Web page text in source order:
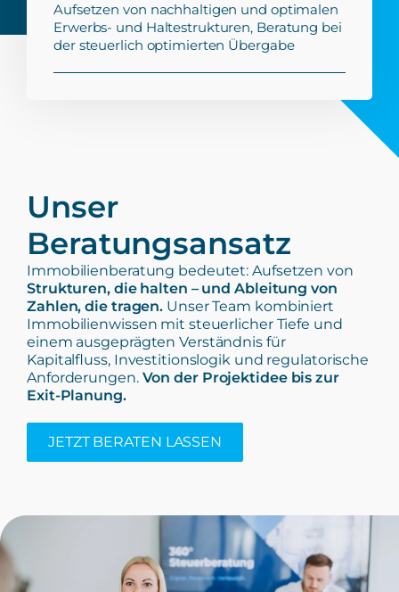
Aufsetzen von nachhaltigen und optimalen
Erwerbs- und Haltestrukturen, Beratung bei
der steuerlich optimierten Übergabe
Unser
Beratungsansatz
Immobilienberatung bedeutet: Aufsetzen von
Strukturen, die halten – und Ableitung von
Zahlen, die tragen. Unser Team kombiniert
Immobilienwissen mit steuerlicher Tiefe und
einem ausgeprägten Verständnis für
Kapitalfluss, Investitionslogik und regulatorische
Anforderungen. Von der Projektidee bis zur
Exit-Planung.
JETZT BERATEN LASSEN